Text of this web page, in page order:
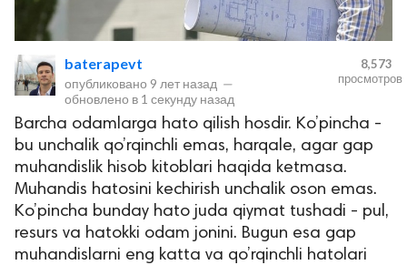
baterapevt
опубликовано 9 лет назад —
обновлено в 1 секунду назад
8,573
просмотров
Barcha odamlarga hato qilish hosdir. Ko’pincha -
bu unchalik qo’rqinchli emas, harqale, agar gap
muhandislik hisob kitoblari haqida ketmasa.
Muhandis hatosini kechirish unchalik oson emas.
Ko’pincha bunday hato juda qiymat tushadi - pul,
resurs va hatokki odam jonini. Bugun esa gap
muhandislarni eng katta va qo’rqinchli hatolari